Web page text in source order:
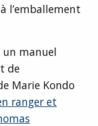
l’emballement
un manuel
de
Marie Kondo
ranger et